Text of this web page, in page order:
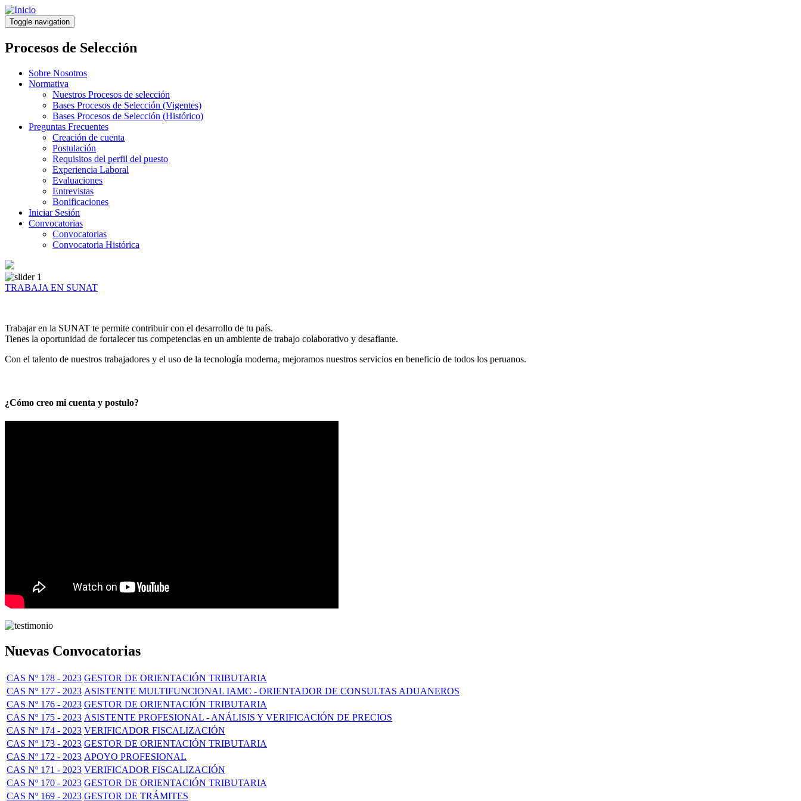
Pasar
al
contenido
principal
Toggle navigation
Procesos de Selección
Sobre Nosotros
Normativa
Nuestros Procesos de selección
Bases Procesos de Selección (Vigentes)
Bases Procesos de Selección (Histórico)
Preguntas Frecuentes
Creación de cuenta
Postulación
Requisitos del perfil del puesto
Experiencia Laboral
Evaluaciones
Entrevistas
Bonificaciones
Iniciar Sesión
Convocatorias
Convocatorias
Convocatoria Histórica
TRABAJA EN SUNAT
Trabajar en la SUNAT te permite contribuir con el desarrollo de tu país.
Tienes la oportunidad de fortalecer tus competencias en un ambiente de trabajo colaborativo y desafiante.
Con el talento de nuestros trabajadores y el uso de la tecnología moderna, mejoramos nuestros servicios en beneficio de todos los peruanos.
¿Cómo creo mi cuenta y postulo?
Nuevas Convocatorias
CAS Nº 178 - 2023 GESTOR DE ORIENTACIÓN TRIBUTARIA
CAS Nº 177 - 2023 ASISTENTE MULTIFUNCIONAL IAMC - ORIENTADOR DE CONSULTAS ADUANEROS
CAS Nº 176 - 2023 GESTOR DE ORIENTACIÓN TRIBUTARIA
CAS Nº 175 - 2023 ASISTENTE PROFESIONAL - ANÁLISIS Y VERIFICACIÓN DE PRECIOS
CAS Nº 174 - 2023 VERIFICADOR FISCALIZACIÓN
CAS Nº 173 - 2023 GESTOR DE ORIENTACIÓN TRIBUTARIA
CAS Nº 172 - 2023 APOYO PROFESIONAL
CAS Nº 171 - 2023 VERIFICADOR FISCALIZACIÓN
CAS Nº 170 - 2023 GESTOR DE ORIENTACIÓN TRIBUTARIA
CAS Nº 169 - 2023 GESTOR DE TRÁMITES